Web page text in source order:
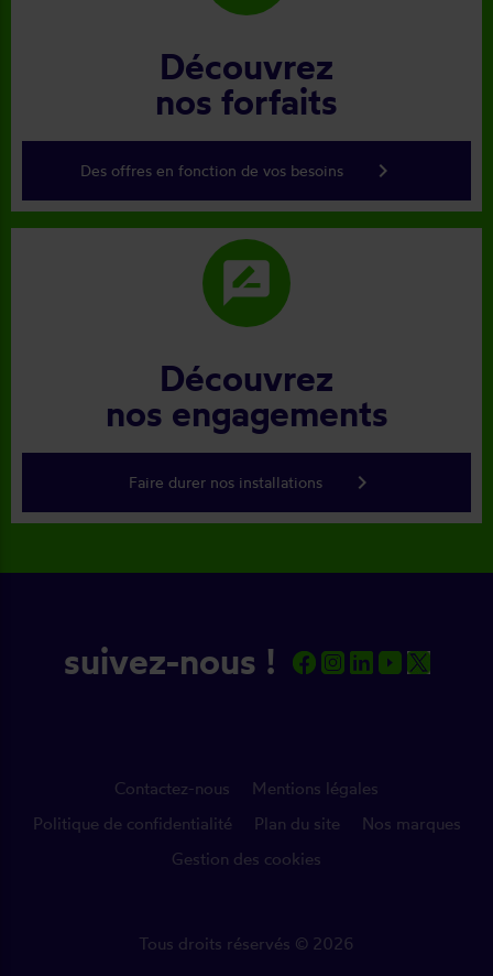
Découvrez
nos forfaits
Des offres en fonction de vos besoins keyboard_arrow_right
rate_review
Découvrez
nos engagements
Faire durer nos installations keyboard_arrow_right
suivez-nous !
Contactez-nous
Mentions légales
Politique de confidentialité
Plan du site
Nos marques
Gestion des cookies
Tous droits réservés © 2026